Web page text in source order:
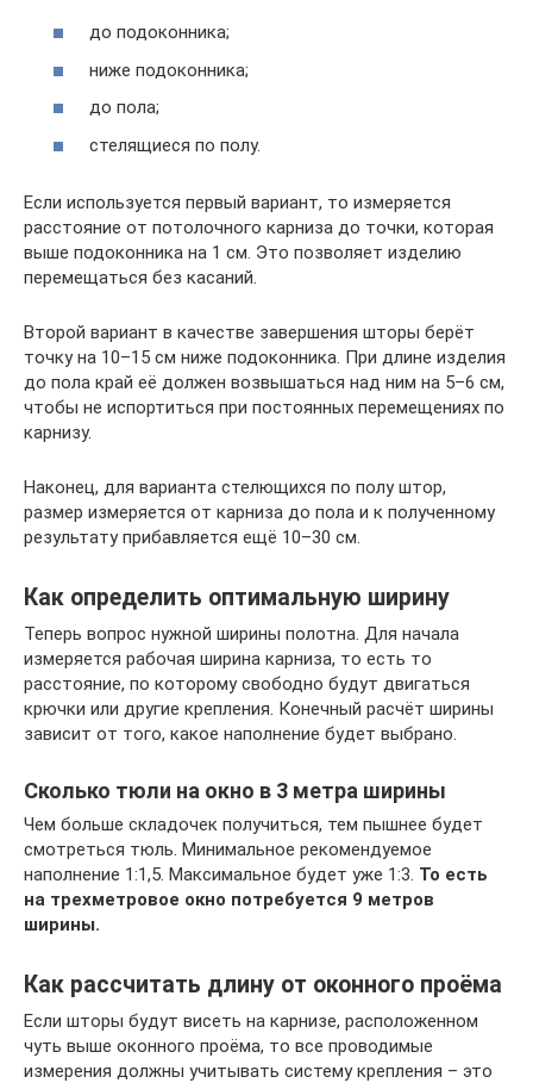
до подоконника;
ниже подоконника;
до пола;
стелящиеся по полу.
Если используется первый вариант, то измеряется
расстояние от потолочного карниза до точки, которая
выше подоконника на 1 см. Это позволяет изделию
перемещаться без касаний.
Второй вариант в качестве завершения шторы берёт
точку на 10–15 см ниже подоконника. При длине изделия
до пола край её должен возвышаться над ним на 5–6 см,
чтобы не испортиться при постоянных перемещениях по
карнизу.
Наконец, для варианта стелющихся по полу штор,
размер измеряется от карниза до пола и к полученному
результату прибавляется ещё 10–30 см.
Как определить оптимальную ширину
Теперь вопрос нужной ширины полотна. Для начала
измеряется рабочая ширина карниза, то есть то
расстояние, по которому свободно будут двигаться
крючки или другие крепления. Конечный расчёт ширины
зависит от того, какое наполнение будет выбрано.
Сколько тюли на окно в 3 метра ширины
Чем больше складочек получиться, тем пышнее будет
смотреться тюль. Минимальное рекомендуемое
наполнение 1:1,5. Максимальное будет уже 1:3. То есть
на трехметровое окно потребуется 9 метров
ширины.
Как рассчитать длину от оконного проёма
Если шторы будут висеть на карнизе, расположенном
чуть выше оконного проёма, то все проводимые
измерения должны учитывать систему крепления – это